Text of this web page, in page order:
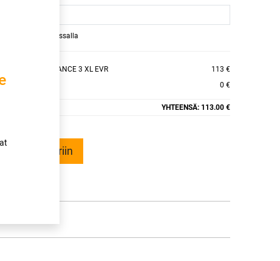
ajan kassalla
PERFORMANCE 3 XL EVR
113 €
0 €
YHTEENSÄ: 113.00 €
ostoskoriin